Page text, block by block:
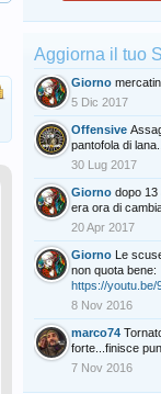
Aggiorna il tuo
Giorno
5 Dic 2017
Offensive
pantofola di lana...
30 Lug 2017
Giorno dopo 13
era ora di
20 Apr 2017
Giorno Le
non quota bene:
https://youtu.be/
8 Nov 2016
marco74
forte...finisce
7 Nov 2016